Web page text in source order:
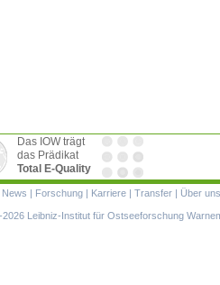
Das IOW trägt
das Prädikat
Total E-Quality
News | Forschung | Karriere | Transfer | Über uns
Leibniz-Institut für Ostseeforschung